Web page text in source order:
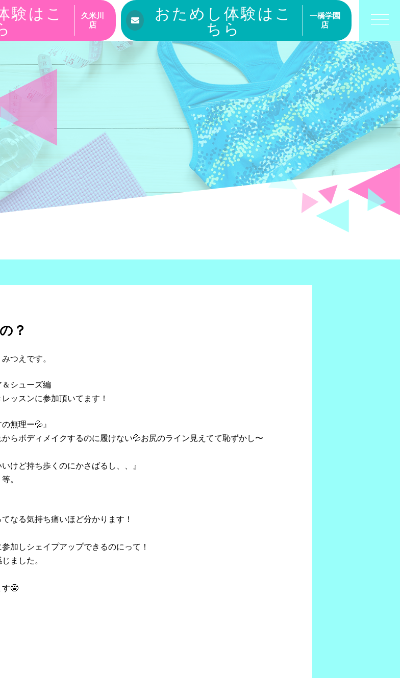
験はこ
久米川
店
おためし体験はこ
ちら
一橋学園
店
？
つえです。
シューズ編
ッスンに参加頂いてます！
無理ー💦』
らボディメイクするのに履けない💦お尻のライン見えてて恥ずかし〜
けど持ち歩くのにかさばるし、、』
。
なる気持ち痛いほど分かります！
加しシェイプアップできるのにって！
ました。
す🤓